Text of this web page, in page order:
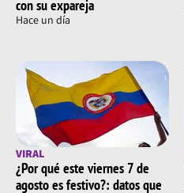
con su expareja
Hace un día
VIRAL
¿Por qué este viernes 7 de
agosto es festivo?: datos que